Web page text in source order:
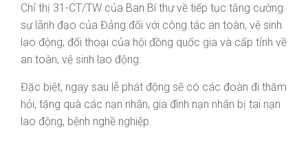
Chỉ thị 31-CT/TW của Ban Bí thư về tiếp tục tăng cường
sự lãnh đạo của Đảng đối với công tác an toàn, vệ sinh
lao động; đối thoại của hội đồng quốc gia và cấp tỉnh về
an toàn, vệ sinh lao động.
Đặc biệt, ngay sau lễ phát động sẽ có các đoàn đi thăm
hỏi, tặng quà các nạn nhân, gia đình nạn nhân bị tai nạn
lao động, bệnh nghề nghiệp.